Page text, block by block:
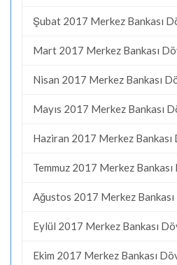
Şubat 2017 Merkez Bankası
Mart 2017 Merkez Bankası
Nisan 2017 Merkez Bankası
Mayıs 2017 Merkez Bankası
Haziran 2017 Merkez Bankası
Temmuz 2017 Merkez
Ağustos 2017 Merkez
Eylül 2017 Merkez Bankası
Ekim 2017 Merkez Bankası